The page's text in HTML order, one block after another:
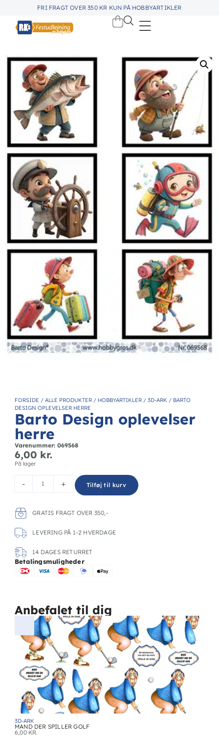
FRI FRAGT OVER 350 KR KUN PÅ HOBBYARTIKLER
FORSIDE / ALLE PRODUKTER / HOBBYARTIKLER / 3D-ARK / BARTO
DESIGN OPLEVELSER HERRE
Barto Design oplevelser
herre
Varenummer: 069568
6,00 kr.
På lager
- + Tilføj til kurv
GRATIS FRAGT OVER 350,-
LEVERING PÅ 1-2 HVERDAGE
14 DAGES RETURRET
Betalingsmuligheder
Anbefalet til dig
3D-ARK
MAND DER SPILLER GOLF
6,00 KR.